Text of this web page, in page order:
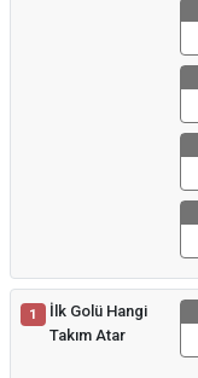
1
İlk Golü Hangi
Takım Atar